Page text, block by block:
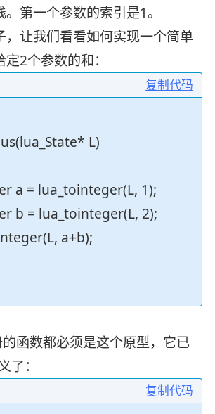
第一个参数的索引是1。
，让我们看看如何实现一个简单
2个参数的和：
复制代码
L)
a = lua_tointeger(L, 1);
b = lua_tointeger(L, 2);
a+b);
函数都必须是这个原型，它已
：
复制代码